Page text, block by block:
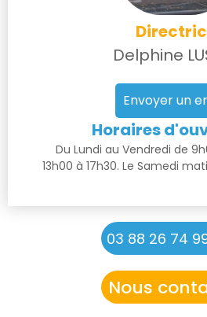
Delphine
Envoyer un
Horaires
Du Lundi au Vendredi de
13h00 à 17h30. Le Samedi
03 88 26 74
Nous